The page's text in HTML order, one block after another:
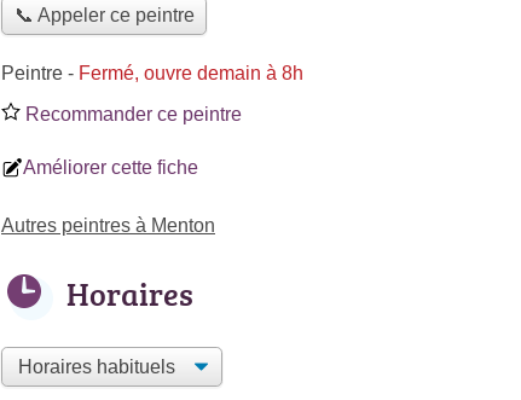
📞 Appeler ce peintre
Peintre - Fermé, ouvre demain à 8h
Recommander ce peintre
Améliorer cette fiche
Autres peintres à Menton
Horaires